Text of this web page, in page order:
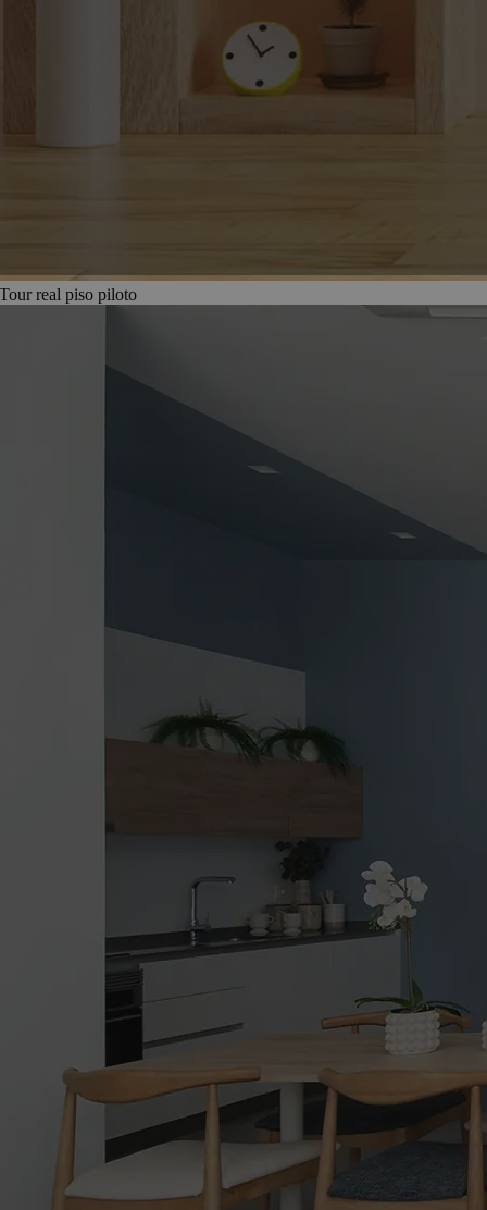
Tour real piso piloto